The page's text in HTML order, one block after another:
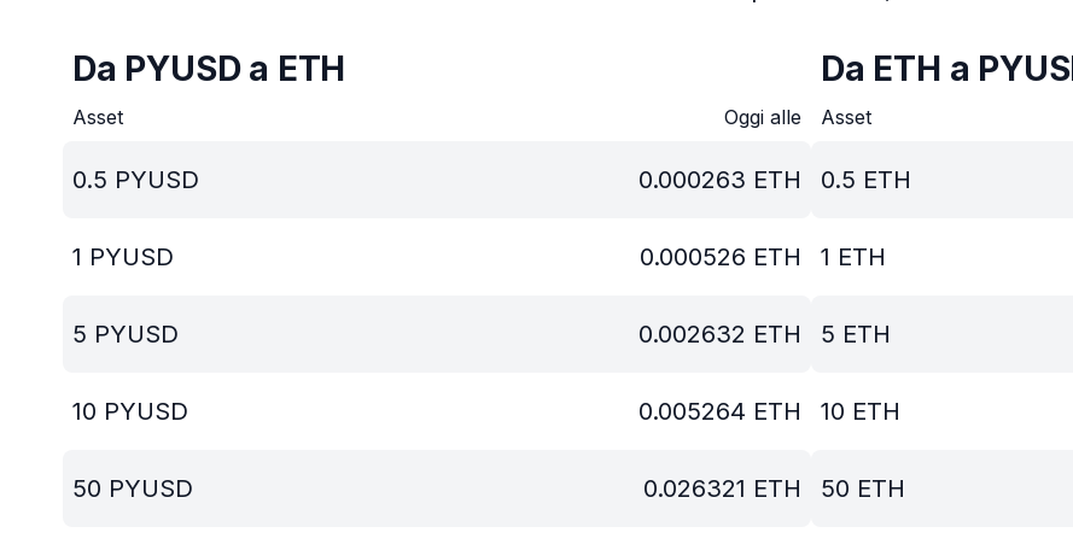
Da PYUSD a ETH
Asset Oggi alle
0.5 PYUSD 0.000263 ETH
1 PYUSD 0.000526 ETH
5 PYUSD 0.002632 ETH
10 PYUSD 0.005264 ETH
50 PYUSD 0.026321 ETH
Da ETH a
Asset
0.5 ETH
1 ETH
5 ETH
10 ETH
50 ETH